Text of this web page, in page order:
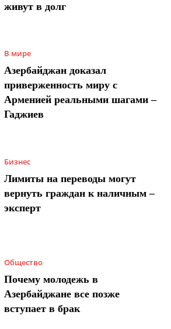
живут в долг
В мире
Азербайджан доказал
приверженность миру с
Арменией реальными шагами –
Гаджиев
Бизнес
Лимиты на переводы могут
вернуть граждан к наличным –
эксперт
Общество
Почему молодежь в
Азербайджане все позже
вступает в брак